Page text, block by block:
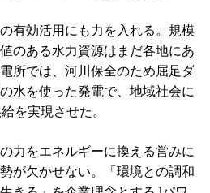
有効活用にも力を入れる。規模
のある水力資源はまだ各地にあ
所では、河川保全のため屈足ダ
水を使った発電で、地域社会に
を実現させた。
力をエネルギーに換える営みに
が欠かせない。「環境との調和